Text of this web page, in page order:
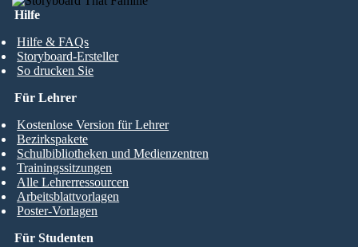
Hilfe
Hilfe & FAQs
Storyboard-Ersteller
So drucken Sie
Für Studenten
Für Lehrer
Kostenlose Version für Lehrer
Bezirkspakete
Schulbibliotheken und Medienzentren
Trainingssitzungen
Alle Lehrerressourcen
Arbeitsblattvorlagen
Poster-Vorlagen